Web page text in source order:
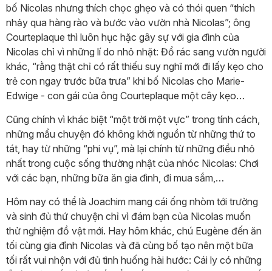
bố Nicolas nhưng thích chọc ghẹo và có thói quen “thích
nhảy qua hàng rào và bước vào vườn nhà Nicolas”; ông
Courteplaque thì luôn hục hặc gây sự với gia đình của
Nicolas chỉ vì những lí do nhỏ nhặt: Đổ rác sang vườn người
khác, “rằng thật chỉ có rất thiếu suy nghĩ mới đi lấy kẹo cho
trẻ con ngay trước bữa trưa” khi bố Nicolas cho Marie-
Edwige - con gái của ông Courteplaque một cây kẹo…
Cũng chính vì khác biệt “một trời một vực” trong tính cách,
những mẩu chuyện đó không khởi nguồn từ những thứ to
tát, hay từ những “phi vụ”, mà lại chính từ những điều nhỏ
nhất trong cuộc sống thường nhật của nhóc Nicolas: Chơi
với các bạn, những bữa ăn gia đình, đi mua sắm,…
Hôm nay có thể là Joachim mang cái ống nhòm tới trường
và sinh đủ thứ chuyện chỉ vì đám bạn của Nicolas muốn
thử nghiệm đồ vật mới. Hay hôm khác, chú Eugène đến ăn
tối cùng gia đình Nicolas và đã cùng bố tạo nên một bữa
tối rất vui nhộn với đủ tình huống hài hước: Cái ly có những